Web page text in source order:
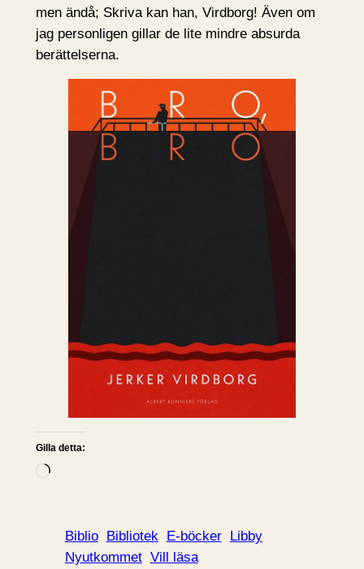
men ändå; Skriva kan han, Virdborg! Även om
jag personligen gillar de lite mindre absurda
berättelserna.
Gilla detta:
L
Biblio Bibliotek E-böcker Libby
Nyutkommet Vill läsa